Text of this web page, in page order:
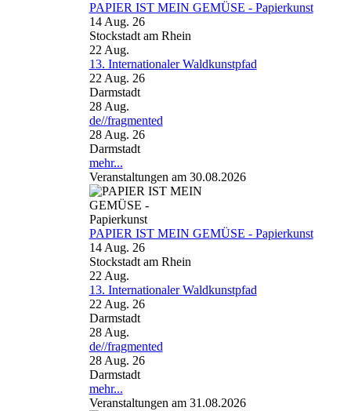
PAPIER IST MEIN GEMÜSE - Papierkunst
14 Aug. 26
Stockstadt am Rhein
22 Aug.
13. Internationaler Waldkunstpfad
22 Aug. 26
Darmstadt
28 Aug.
de//fragmented
28 Aug. 26
Darmstadt
mehr...
Veranstaltungen am 30.08.2026
PAPIER IST MEIN GEMÜSE - Papierkunst
14 Aug. 26
Stockstadt am Rhein
22 Aug.
13. Internationaler Waldkunstpfad
22 Aug. 26
Darmstadt
28 Aug.
de//fragmented
28 Aug. 26
Darmstadt
mehr...
Veranstaltungen am 31.08.2026